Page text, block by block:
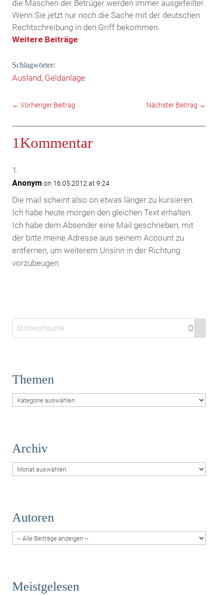
die Maschen der Betrüger werden immer ausgefeilter.
Wenn Sie jetzt nur noch die Sache mit der deutschen
Rechtschreibung in den Griff bekommen.
Weitere Beiträge
Schlagwörter:
Ausland Geldanlage
← Vorheriger Beitrag Nächster Beitrag →
1Kommentar
Anonym on 16.05.2012 at 9:24
Die mail scheint also on etwas länger zu kursieren.
Ich habe heute morgen den gleichen Text erhalten.
Ich habe dem Absender eine Mail geschrieben, mit
der bitte meine Adresse aus seinem Account zu
entfernen, um weiterem Unsinn in der Richtung
vorzubeugen.
Themen
Themen
Archiv
Archiv
Autoren
Meistgelesen